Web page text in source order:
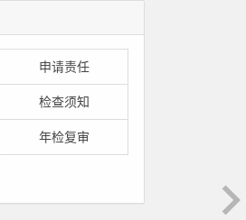
申请责任
检查须知
年检复审